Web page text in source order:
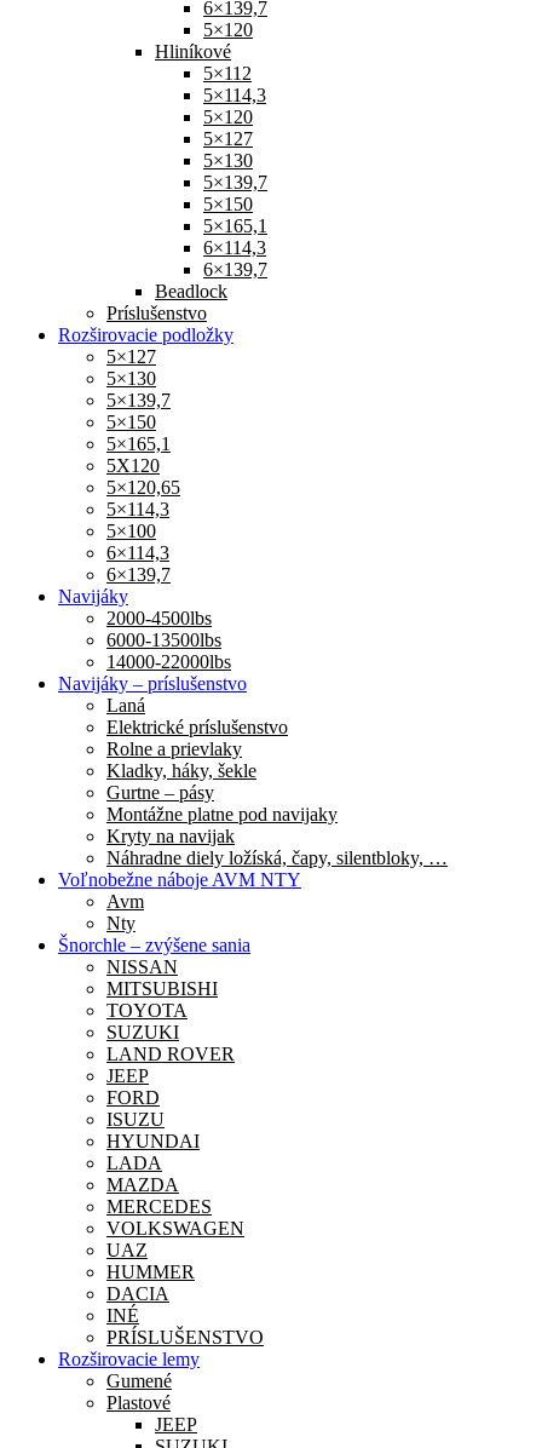
6×139,7
5×120
Hliníkové
5×112
5×114,3
5×120
5×127
5×130
5×139,7
5×150
5×165,1
6×114,3
6×139,7
Beadlock
Príslušenstvo
Rozširovacie podložky
5×127
5×130
5×139,7
5×150
5×165,1
5X120
5×120,65
5×114,3
5×100
6×114,3
6×139,7
Navijáky
2000-4500lbs
6000-13500lbs
14000-22000lbs
Navijáky – príslušenstvo
Laná
Elektrické príslušenstvo
Rolne a prievlaky
Kladky, háky, šekle
Gurtne – pásy
Montážne platne pod navijaky
Kryty na navijak
Náhradne diely ložíská, čapy, silentbloky, …
Voľnobežne náboje AVM NTY
Avm
Nty
Šnorchle – zvýšene sania
NISSAN
MITSUBISHI
TOYOTA
SUZUKI
LAND ROVER
JEEP
FORD
ISUZU
HYUNDAI
LADA
MAZDA
MERCEDES
VOLKSWAGEN
UAZ
HUMMER
DACIA
INÉ
PRÍSLUŠENSTVO
Rozširovacie lemy
Gumené
Plastové
JEEP